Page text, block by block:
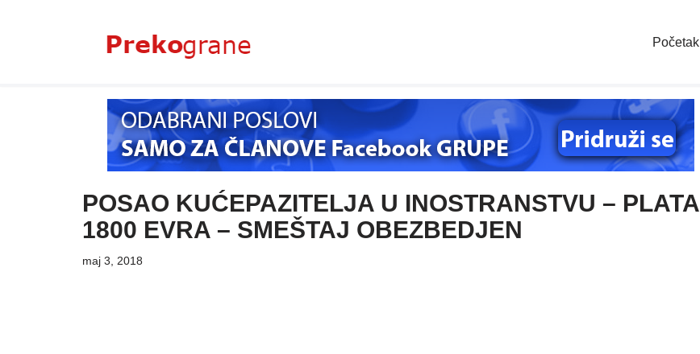
Početak
POSAO KUĆEPAZITELJA U INOSTRANSTVU – PLATA
1800 EVRA – SMEŠTAJ OBEZBEDJEN
maj 3, 2018